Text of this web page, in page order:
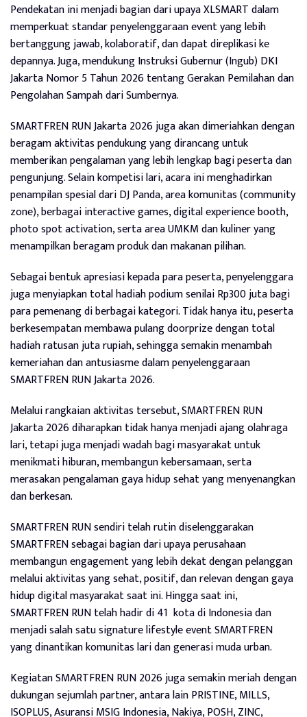
Pendekatan ini menjadi bagian dari upaya XLSMART dalam
memperkuat standar penyelenggaraan event yang lebih
bertanggung jawab, kolaboratif, dan dapat direplikasi ke
depannya. Juga, mendukung Instruksi Gubernur (Ingub) DKI
Jakarta Nomor 5 Tahun 2026 tentang Gerakan Pemilahan dan
Pengolahan Sampah dari Sumbernya.
SMARTFREN RUN Jakarta 2026 juga akan dimeriahkan dengan
beragam aktivitas pendukung yang dirancang untuk
memberikan pengalaman yang lebih lengkap bagi peserta dan
pengunjung. Selain kompetisi lari, acara ini menghadirkan
penampilan spesial dari DJ Panda, area komunitas (community
zone), berbagai interactive games, digital experience booth,
photo spot activation, serta area UMKM dan kuliner yang
menampilkan beragam produk dan makanan pilihan.
Sebagai bentuk apresiasi kepada para peserta, penyelenggara
juga menyiapkan total hadiah podium senilai Rp300 juta bagi
para pemenang di berbagai kategori. Tidak hanya itu, peserta
berkesempatan membawa pulang doorprize dengan total
hadiah ratusan juta rupiah, sehingga semakin menambah
kemeriahan dan antusiasme dalam penyelenggaraan
SMARTFREN RUN Jakarta 2026.
Melalui rangkaian aktivitas tersebut, SMARTFREN RUN
Jakarta 2026 diharapkan tidak hanya menjadi ajang olahraga
lari, tetapi juga menjadi wadah bagi masyarakat untuk
menikmati hiburan, membangun kebersamaan, serta
merasakan pengalaman gaya hidup sehat yang menyenangkan
dan berkesan.
SMARTFREN RUN sendiri telah rutin diselenggarakan
SMARTFREN sebagai bagian dari upaya perusahaan
membangun engagement yang lebih dekat dengan pelanggan
melalui aktivitas yang sehat, positif, dan relevan dengan gaya
hidup digital masyarakat saat ini. Hingga saat ini,
SMARTFREN RUN telah hadir di 41 kota di Indonesia dan
menjadi salah satu signature lifestyle event SMARTFREN
yang dinantikan komunitas lari dan generasi muda urban.
Kegiatan SMARTFREN RUN 2026 juga semakin meriah dengan
dukungan sejumlah partner, antara lain PRISTINE, MILLS,
ISOPLUS, Asuransi MSIG Indonesia, Nakiya, POSH, ZINC,